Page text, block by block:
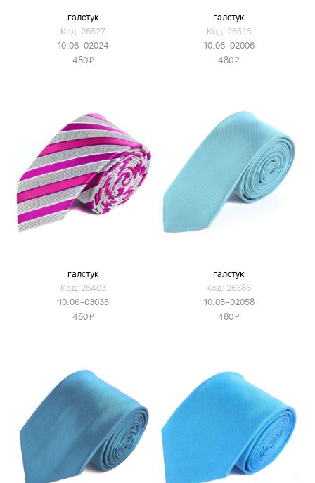
галстук
Код: 26527
10.06-02024
480Я
галстук
Код: 26516
10.06-02006
480Я
галстук
Код: 26403
10.06-03035
480Я
галстук
Код: 26386
10.05-02058
480Я